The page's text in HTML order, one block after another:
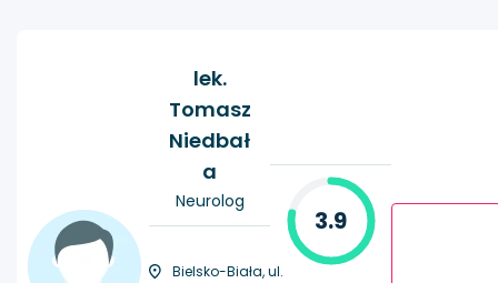
lek.
Tomasz
Niedbał
a
Neurolog
Bielsko-Biała, ul.
3.9